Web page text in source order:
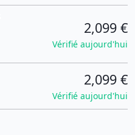
2,099 €
Vérifié aujourd'hui
2,099 €
Vérifié aujourd'hui